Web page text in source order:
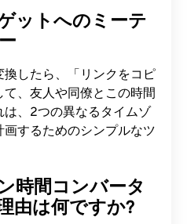
ットへのミーテ
したら、「リンクをコピ
、友人や同僚とこの時間
、2つの異なるタイムゾ
するためのシンプルなツ
時間コンバータ
由は何ですか?